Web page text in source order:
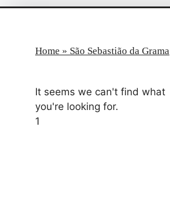
Home » São Sebastião da Grama
It seems we can't find what
you're looking for.